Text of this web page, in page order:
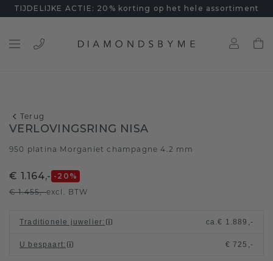
TIJDELIJKE ACTIE: 20% korting op het hele assortiment
Terug
VERLOVINGSRING NISA
950 platina Morganiet champagne 4.2 mm
€ 1.164,- -20 %
€ 1.455,-excl. BTW
Traditionele juwelier: ca.€ 1.889,-
U bespaart: € 725,-